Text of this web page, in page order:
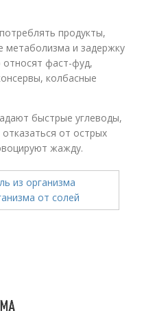
продукты,
метаболизма и задержку
относят фаст-фуд,
колбасные
быстрые углеводы,
от острых
жажду.